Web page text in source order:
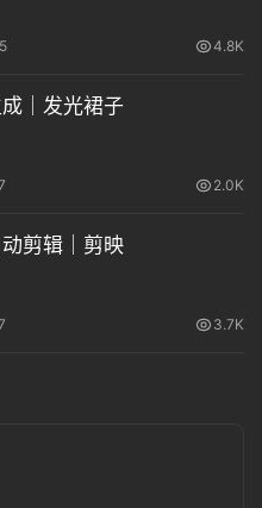
4.8K
｜发光裙子
2.0K
剪辑｜剪映
3.7K